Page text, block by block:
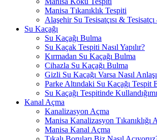
Manisa Tıkanıklık Tespiti
Alaşehir Su Tesisatçısı &
Su Kaçağı
Su Kaçağı Bulma
Su Kaçak Tespiti Nasıl Yapılır?
Kırmadan Su Kaçağı Bulma
Cihazla Su Kaçağı Bulma
Gizli Su Kaçağı Varsa Nasıl
Parke Altındaki Su Kaçağı Tespit
Su Kaçağı Tespitinde
Kanal Açma
Kanalizasyon Açma
Manisa Kanalizasyon Tıkanıklığı
Manisa Kanal Açma